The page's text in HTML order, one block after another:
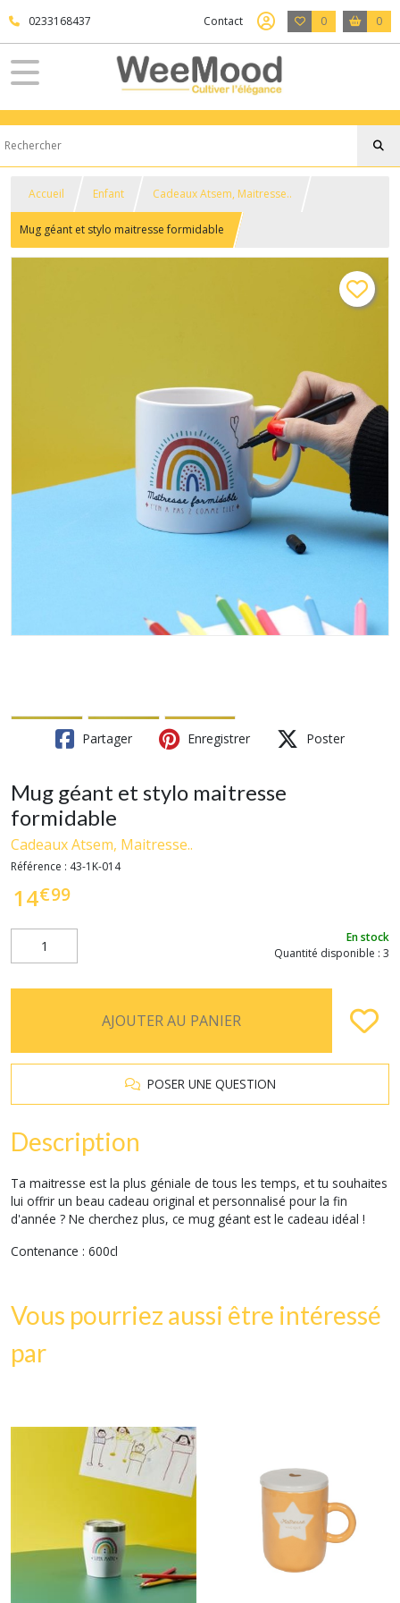
0233168437 Contact 0 0
Accueil Enfant Cadeaux Atsem, Maitresse..
Mug géant et stylo maitresse formidable
Partager Enregistrer Poster
Mug géant et stylo maitresse
formidable
Cadeaux Atsem, Maitresse..
Référence : 43-1K-014
14€99
En stock
Quantité disponible : 3
AJOUTER AU PANIER
POSER UNE QUESTION
Description
Ta maitresse est la plus géniale de tous les temps, et tu souhaites
lui offrir un beau cadeau original et personnalisé pour la fin
d'année ? Ne cherchez plus, ce mug géant est le cadeau idéal !
Contenance : 600cl
Vous pourriez aussi être intéressé
par